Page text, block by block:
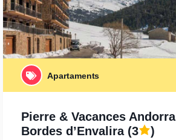
Apartaments
Pierre & Vacances Andorra
Bordes d’Envalira(3 )